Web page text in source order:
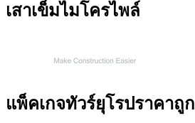
เสาเข็มไมโครไพล์
แพ็คเกจทัวร์ยุโรปราคาถูก